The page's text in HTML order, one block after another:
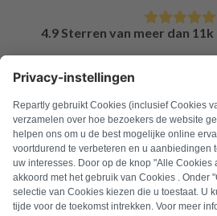
4.9 Sterren van meer dan
FAQ
Alle
Over ons
Druk op